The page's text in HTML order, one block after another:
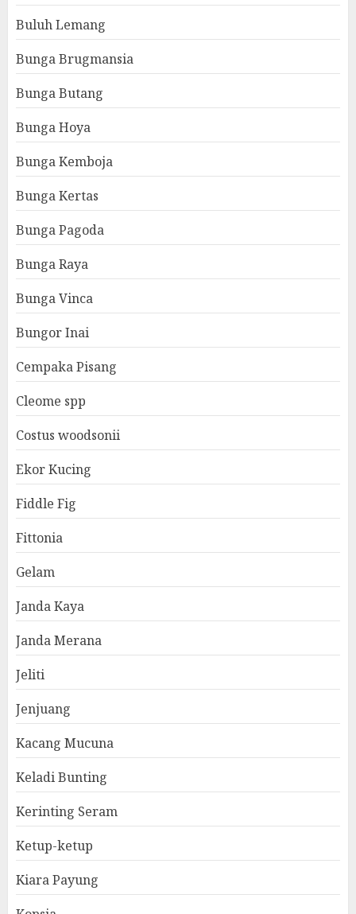
Buluh Lemang
Bunga Brugmansia
Bunga Butang
Bunga Hoya
Bunga Kemboja
Bunga Kertas
Bunga Pagoda
Bunga Raya
Bunga Vinca
Bungor Inai
Cempaka Pisang
Cleome spp
Costus woodsonii
Ekor Kucing
Fiddle Fig
Fittonia
Gelam
Janda Kaya
Janda Merana
Jeliti
Jenjuang
Kacang Mucuna
Keladi Bunting
Kerinting Seram
Ketup-ketup
Kiara Payung